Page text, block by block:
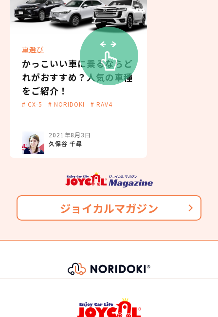
210 万円
税込
2,098,800 円
58,300
おクルマの乗換えは、多額の費用が発生するため、短
期でカンタンに乗換えるのが難しくなります。
たとえ、数年で飽きてしまっても、故障が多発するま
で乗り続けている方は多いのではないでしょうか？
NORIDOKIの提案するカーライフは３年毎に新車に乗
り換え続けるというもの。3年毎に好きな新車を選んで
乗り換えられるし、故障・車検などの心配をする必要
事が発生しても短期契約で乗換えることができるの
で、ライフスタイルに合わせて乗り換えが可能です。
235/60R18
駆動方式
4WD
エンジン形式
最高出力
137(186)/6000
最大トルク
221(22.5)/3600~5200
車選び
かっこいい車に乗るならど
れがおすすめ？人気の車種
をご紹介！
# CX-5 # NORIDOKI # RAV4
2021年8月3日
久保谷 千尋
ジョイカルマガジン